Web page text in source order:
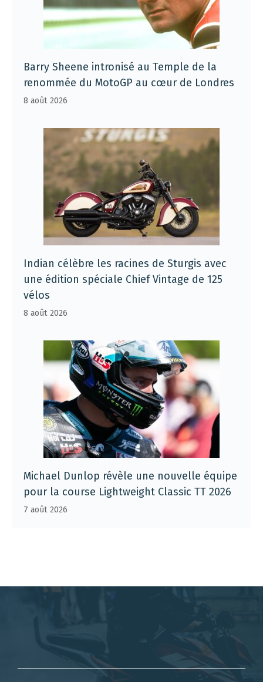
Barry Sheene intronisé au Temple de la
renommée du MotoGP au cœur de Londres
8 août 2026
Indian célèbre les racines de Sturgis avec
une édition spéciale Chief Vintage de 125
vélos
8 août 2026
Michael Dunlop révèle une nouvelle équipe
pour la course Lightweight Classic TT 2026
7 août 2026